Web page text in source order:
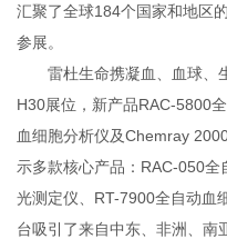
汇聚了全球184个国家和地区
参展。
雷杜生命携凝血、血球、
H30展位，新产品RAC-5800
血细胞分析仪及Chemray
示多款核心产品：RAC-050
光测定仪、RT-7900全自动血
台吸引了来自中东、非洲、南